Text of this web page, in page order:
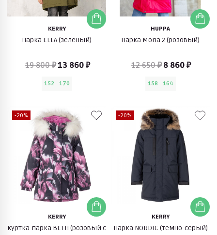
KERRY
Парка ELLA (зеленый)
19 800 ₽13 860 ₽
152 170
HUPPA
Парка Mona 2 (розовый)
12 650 ₽ 8 860 ₽
158 164
-20%
KERRY
Куртка-парка BETH (розовый с
-20%
KERRY
Парка NORDIC (темно-серый)